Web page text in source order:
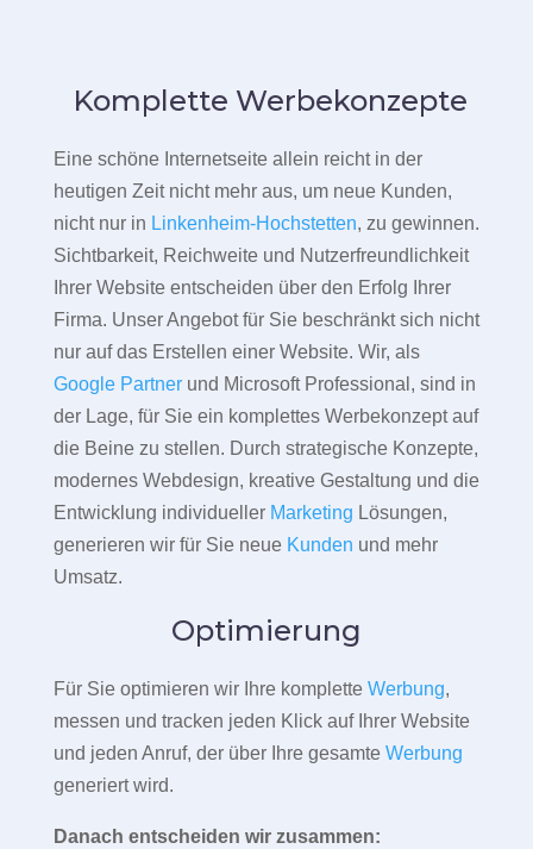
Komplette Werbekonzepte
Eine schöne Internetseite allein reicht in der
heutigen Zeit nicht mehr aus, um neue Kunden,
nicht nur in Linkenheim-Hochstetten, zu gewinnen.
Sichtbarkeit, Reichweite und Nutzerfreundlichkeit
Ihrer Website entscheiden über den Erfolg Ihrer
Firma. Unser Angebot für Sie beschränkt sich nicht
nur auf das Erstellen einer Website. Wir, als
Google Partnerund Microsoft Professional, sind in
der Lage, für Sie ein komplettes Werbekonzept auf
die Beine zu stellen. Durch strategische Konzepte,
modernes Webdesign, kreative Gestaltung und die
Entwicklung individueller Marketing Lösungen,
generieren wir für Sie neue Kunden und mehr
Umsatz.
Optimierung
Für Sie optimieren wir Ihre komplette Werbung,
messen und tracken jeden Klick auf Ihrer Website
und jeden Anruf, der über Ihre gesamte Werbung
generiert wird.
Danach entscheiden wir zusammen: